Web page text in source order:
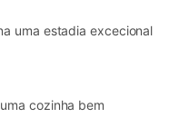
uma estadia excecional
cozinha bem